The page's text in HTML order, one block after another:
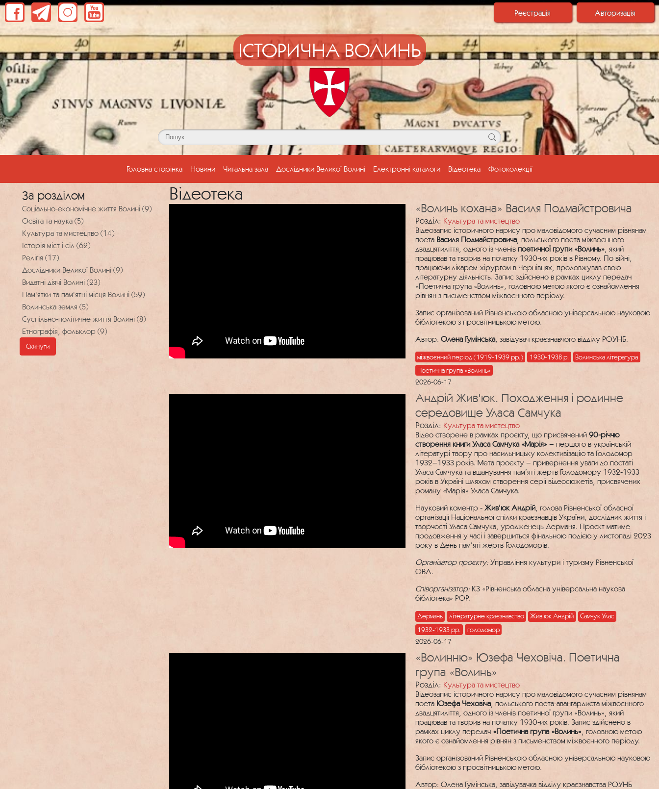
Авторизація
Реєстрація
ІСТОРИЧНА ВОЛИНЬ
Головна сторінка(current)
Новини Читальна зала Дослідники Великої Волині Електронні каталоги Відеотека Фотоколекції
За розділом
Соціально-економічне життя Волині (9)
Освіта та наука (5)
Культура та мистецтво (14)
Історія міст і сіл (62)
Релігія (17)
Дослідники Великої Волині (9)
Видатні діячі Волині (23)
Пам'ятки та пам'ятні місця Волині (59)
Волинська земля (5)
Суспільно-політичне життя Волині (8)
Етнографія, фольклор (9)
Скинути
Відеотека
«Волинь кохана» Василя Подмайстровича
Розділ: Культура та мистецтво
Відеозапис історичного нарису про маловідомого сучасним рівнянам
поета Василя Подмайстровича, польського поета міжвоєнного
двадцятиліття, одного із членів поетичної групи «Волинь», який
працював та творив на початку 1930-их років в Рівному. По війні,
працюючи лікарем-хірургом в Чернівцях, продовжував свою
літературну діяльність. Запис здійснено в рамках циклу передач
«Поетична група «Волинь», головною метою якого є ознайомлення
рівнян з письменством міжвоєнного періоду.
Запис організований Рівненською обласною універсальною науковою
бібліотекою з просвітницькою метою.
Автор: Олена Гумінська, завідувач краєзнавчого відділу РОУНБ.
міжвоєнний період (1919-1939 рр.) 1930-1938 р.
Волинська література
Поетична група «Волинь»
2026-06-17
Андрій Жив'юк. Походження і родинне
середовище Уласа Самчука
Розділ: Культура та мистецтво
Відео створене в рамках проєкту, що присвячений 90-річчю
створення книги Уласа Самчука «Марія»– першого в українській
літературі твору про насильницьку колективізацію та Голодомор
1932–1933 років. Мета проєкту – привернення уваги до постаті
Уласа Самчука та вшанування пам’яті жертв Голодомору 1932-1933
років в Україні шляхом створення серії відеосюжетів, присвячених
роману «Марія» Уласа Самчука.
Науковий коментр - Жив'юк Андрій, голова Рівненської обласної
організації Національної спілки краєзнавців України, дослідник життя і
творчості Уласа Самчука, уродженець Дерманя. Проєкт матиме
продовження у часі і завершиться фінальною подією у листопаді 2023
року в День пам’яті жертв Голодоморів.
Організатор проєкту:Управління культури і туризму Рівненської
ОВА.
Співорганізатор: КЗ «Рівненська обласна універсальна наукова
бібліотека» РОР.
Дермань літературне краєзнавство Жив'юк Андрій
Самчук Улас
1932-1933 рр.
голодомор
2026-06-17
«Волинню» Юзефа Чеховіча. Поетична
група «Волинь»
Розділ: Культура та мистецтво
Відеозапис історичного нарису про маловідомого сучасним рівнянам
поета Юзефа Чеховіча, польського поета-авангардиста міжвоєнного
двадцятиліття, одного із членів поетичної групи «Волинь», який
працював та творив на початку 1930-их років. Запис здійснено в
рамках циклу передач «Поетична група «Волинь», головною метою
якого є ознайомлення рівнян з письменством міжвоєнного періоду.
Запис організований Рівненською обласною універсальною науковою
бібліотекою з просвітницькою метою.
Автор: Олена Гумінська, завідувачка відділу краєзнавства РОУНБ